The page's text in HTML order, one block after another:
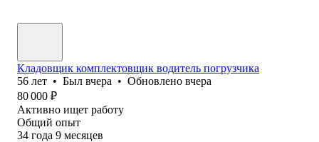
Кладовщик комплектовщик водитель погрузчика
56 лет • Был вчера • Обновлено вчера
80 000 ₽
Активно ищет работу
Общий опыт
34 года 9 месяцев